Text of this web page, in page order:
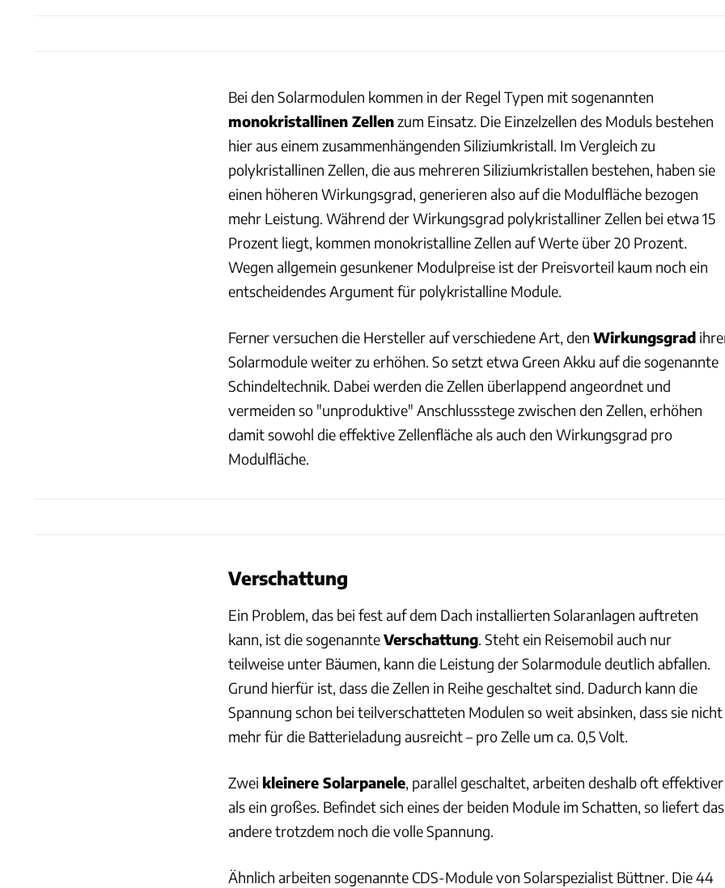
Bei den Solarmodulen kommen in der Regel Typen mit sogenannten
monokristallinen Zellenzum Einsatz. Die Einzelzellen des Moduls bestehen
hier aus einem zusammenhängenden Siliziumkristall. Im Vergleich zu
polykristallinen Zellen, die aus mehreren Siliziumkristallen bestehen, haben sie
einen höheren Wirkungsgrad, generieren also auf die Modulfläche bezogen
mehr Leistung. Während der Wirkungsgrad polykristalliner Zellen bei etwa 15
Prozent liegt, kommen monokristalline Zellen auf Werte über 20 Prozent.
Wegen allgemein gesunkener Modulpreise ist der Preisvorteil kaum noch ein
entscheidendes Argument für polykristalline Module.
Ferner versuchen die Hersteller auf verschiedene Art, den Wirkungsgrad
Solarmodule weiter zu erhöhen. So setzt etwa Green Akku auf die sogenannte
Schindeltechnik. Dabei werden die Zellen überlappend angeordnet und
vermeiden so "unproduktive" Anschlussstege zwischen den Zellen, erhöhen
damit sowohl die effektive Zellenfläche als auch den Wirkungsgrad pro
Modulfläche.
Verschattung
Ein Problem, das bei fest auf dem Dach installierten Solaranlagen auftreten
kann, ist die sogenannteVerschattung. Steht ein Reisemobil auch nur
teilweise unter Bäumen, kann die Leistung der Solarmodule deutlich abfallen.
Grund hierfür ist, dass die Zellen in Reihe geschaltet sind. Dadurch kann die
Spannung schon bei teilverschatteten Modulen so weit absinken, dass sie nicht
mehr für die Batterieladung ausreicht – pro Zelle um ca. 0,5 Volt.
Zwei kleinere Solarpanele, parallel geschaltet, arbeiten deshalb oft effektiver
als ein großes. Befindet sich eines der beiden Module im Schatten, so liefert das
andere trotzdem noch die volle Spannung.
Ähnlich arbeiten sogenannte CDS-Module von Solarspezialist Büttner. Die 44